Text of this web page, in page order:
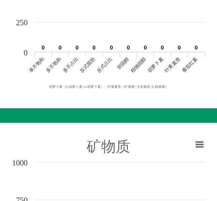
胡萝卜素（β-胡萝卜素+α-胡萝卜素）、叶黄素类（叶黄素+玉米黄质+β-隐黄素）
0
0 0
0 0
0 0
0 0
0 0
0 0
0 0
0 0
0 0
0
单不饱和多不饱和多不占比反式脂肪反式占比 胆固醇植物固醇胡萝卜素叶黄素类番茄红素
0
250
矿物质
1000